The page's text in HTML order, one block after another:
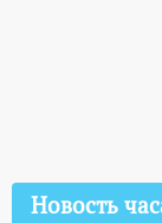
Новость